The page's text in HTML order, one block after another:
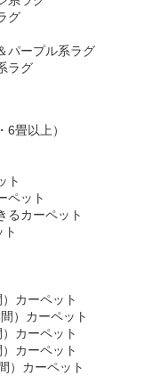
グ
パープル系ラグ
ラグ
6畳以上）
ト
ペット
るカーペット
カーペット
）カーペット
カーペット
カーペット
）カーペット